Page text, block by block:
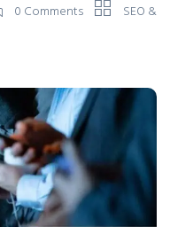
0 Comments
SEO &